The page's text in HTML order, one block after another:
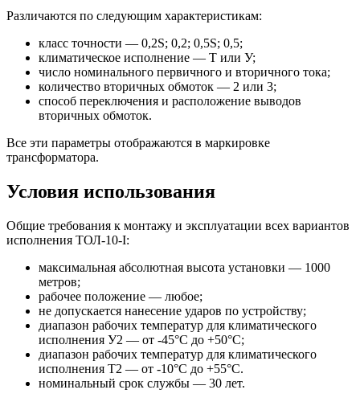
Различаются по следующим характеристикам:
класс точности — 0,2S; 0,2; 0,5S; 0,5;
климатическое исполнение — Т или У;
число номинального первичного и вторичного тока;
количество вторичных обмоток — 2 или 3;
способ переключения и расположение выводов
вторичных обмоток.
Все эти параметры отображаются в маркировке
трансформатора.
Условия использования
Общие требования к монтажу и эксплуатации всех вариантов
исполнения ТОЛ-10-I:
максимальная абсолютная высота установки — 1000
метров;
рабочее положение — любое;
не допускается нанесение ударов по устройству;
диапазон рабочих температур для климатического
исполнения У2 — от -45°С до +50°С;
диапазон рабочих температур для климатического
исполнения Т2 — от -10°С до +55°С.
номинальный срок службы — 30 лет.